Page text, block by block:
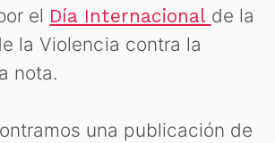
el Día Internacional de la
la Violencia contra la
nota.
una publicación de